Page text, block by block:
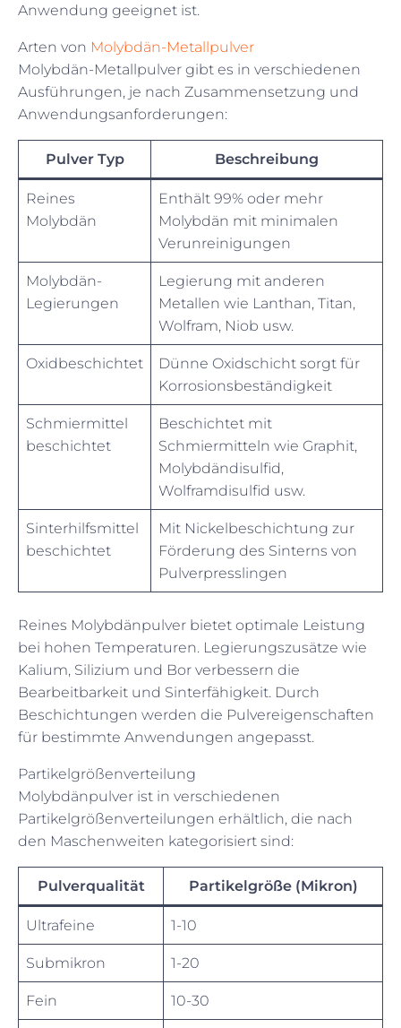
Anwendung geeignet ist.
Arten von Molybdän-Metallpulver
Molybdän-Metallpulver gibt es in verschiedenen
Ausführungen, je nach Zusammensetzung und
Anwendungsanforderungen:
Pulver Typ Beschreibung
Reines
Molybdän
Enthält 99% oder mehr
Molybdän mit minimalen
Verunreinigungen
Molybdän-
Legierungen
Legierung mit anderen
Metallen wie Lanthan, Titan,
Wolfram, Niob usw.
Oxidbeschichtet
Dünne Oxidschicht sorgt für
Korrosionsbeständigkeit
Schmiermittel
beschichtet
Beschichtet mit
Schmiermitteln wie Graphit,
Molybdändisulfid,
Wolframdisulfid usw.
Sinterhilfsmittel
beschichtet
Mit Nickelbeschichtung zur
Förderung des Sinterns von
Pulverpresslingen
Reines Molybdänpulver bietet optimale Leistung
bei hohen Temperaturen. Legierungszusätze wie
Kalium, Silizium und Bor verbessern die
Bearbeitbarkeit und Sinterfähigkeit. Durch
Beschichtungen werden die Pulvereigenschaften
für bestimmte Anwendungen angepasst.
Partikelgrößenverteilung
Molybdänpulver ist in verschiedenen
Partikelgrößenverteilungen erhältlich, die nach
den Maschenweiten kategorisiert sind:
Pulverqualität Partikelgröße (Mikron)
Ultrafeine 1-10
Submikron 1-20
Fein 10-30